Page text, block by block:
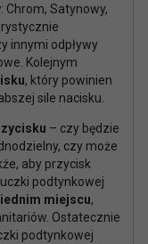
: Chrom, Satynowy,
innymi odpływy
Kolejnym
, który powinien
sile nacisku.
– czy będzie
czy może
aby przycisk
podtynkowej
miejscu,
Ostatecznie
podtynkowej